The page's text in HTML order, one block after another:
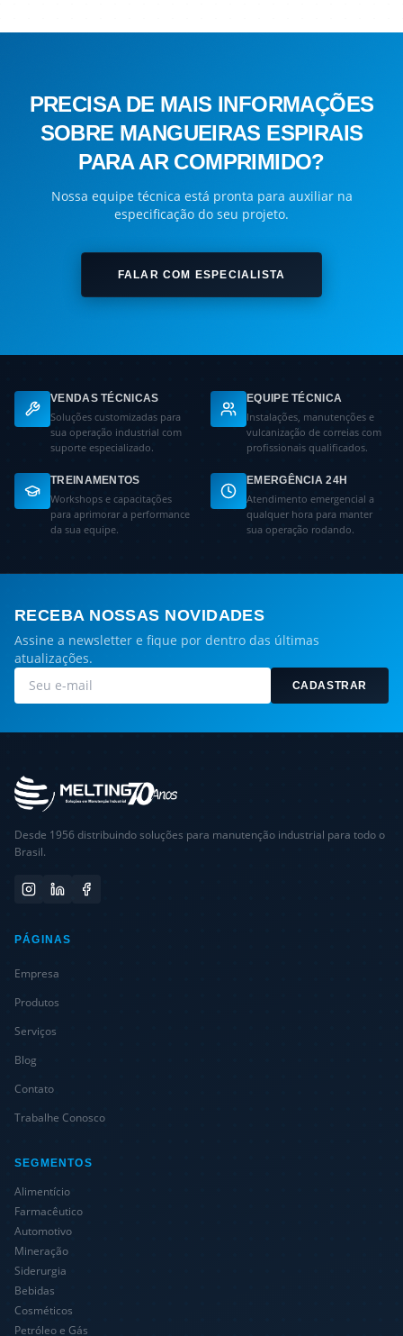
PRECISA DE MAIS INFORMAÇÕES
SOBRE MANGUEIRAS ESPIRAIS
PARA AR COMPRIMIDO?
Nossa equipe técnica está pronta para auxiliar na
especificação do seu projeto.
FALAR COM ESPECIALISTA
VENDAS TÉCNICAS
Soluções customizadas para
sua operação industrial com
suporte especializado.
EQUIPE TÉCNICA
Instalações, manutenções e
vulcanização de correias com
profissionais qualificados.
TREINAMENTOS
Workshops e capacitações
para aprimorar a performance
da sua equipe.
EMERGÊNCIA 24H
Atendimento emergencial a
qualquer hora para manter
sua operação rodando.
RECEBA NOSSAS NOVIDADES
Assine a newsletter e fique por dentro das últimas
atualizações.
CADASTRAR
Desde 1956 distribuindo soluções para manutenção industrial para todo o
Brasil.
PÁGINAS
Empresa
Produtos
Serviços
Blog
Contato
Trabalhe Conosco
SEGMENTOS
Alimentício
Farmacêutico
Automotivo
Mineração
Siderurgia
Bebidas
Cosméticos
Petróleo e Gás